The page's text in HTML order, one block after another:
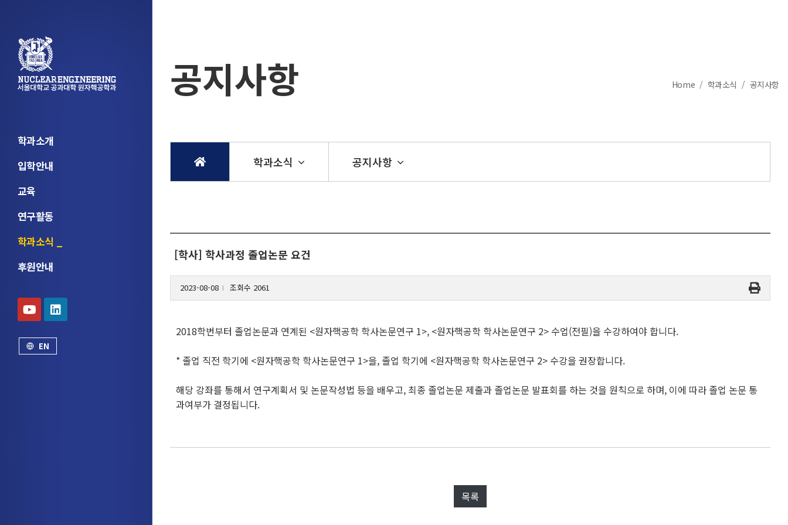
학과소개
입학안내
교육
연구활동
학과소식
후원안내
EN
공지사항 Home 학과소식 공지사항
학과소식 공지사항
[학사] 학사과정 졸업논문 요건
2023-08-08 조회수 2061
2018학번부터 졸업논문과 연계된 <원자핵공학 학사논문연구 1>, <원자핵공학 학사논문연구 2> 수업(전필)을 수강하여야 합니다.
* 졸업 직전 학기에 <원자핵공학 학사논문연구 1>을, 졸업 학기에 <원자핵공학 학사논문연구 2> 수강을 권장합니다.
해당 강좌를 통해서 연구계획서 및 논문작성법 등을 배우고, 최종 졸업논문 제출과 졸업논문 발표회를 하는 것을 원칙으로 하며, 이에 따라 졸업 논문 통
과여부가 결정됩니다.
목록